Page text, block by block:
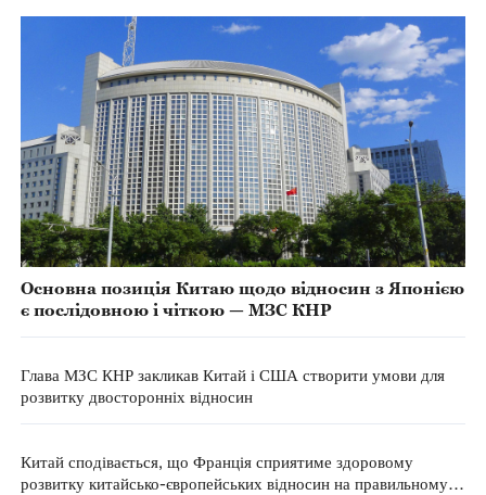
Основна позиція Китаю щодо відносин з Японією
є послідовною і чіткою — МЗС КНР
Глава МЗС КНР закликав Китай і США створити умови для
розвитку двосторонніх відносин
Китай сподівається, що Франція сприятиме здоровому
розвитку китайсько-європейських відносин на правильному